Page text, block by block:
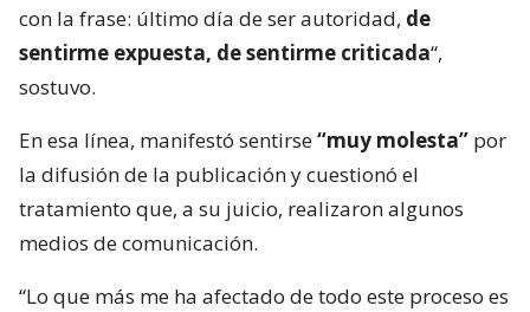
con la frase: último día de ser autoridad, de
sentirme expuesta, de sentirme criticada“,
sostuvo.
En esa línea, manifestó sentirse“muy molesta” por
la difusión de la publicación y cuestionó el
tratamiento que, a su juicio, realizaron algunos
medios de comunicación.
“Lo que más me ha afectado de todo este proceso es